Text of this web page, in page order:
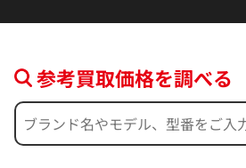
タンギュラー 8038 K18YG/
ダン
参考買取価格を調べる